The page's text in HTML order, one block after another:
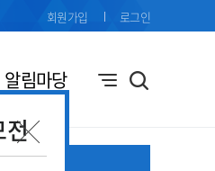
알림마당
회원가입 로그인
전